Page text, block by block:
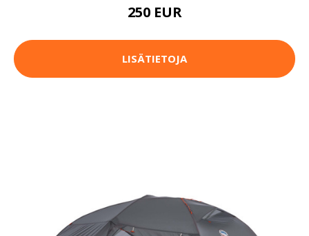
250 EUR
LISÄTIETOJA